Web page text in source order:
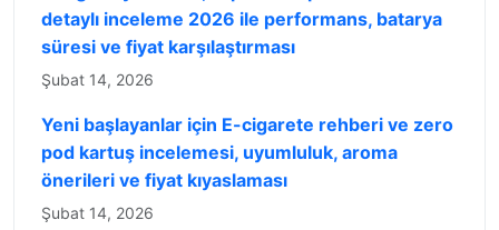
detaylı inceleme 2026 ile performans, batarya
süresi ve fiyat karşılaştırması
Şubat 14, 2026
Yeni başlayanlar için E-cigarete rehberi ve zero
pod kartuş incelemesi, uyumluluk, aroma
önerileri ve fiyat kıyaslaması
Şubat 14, 2026